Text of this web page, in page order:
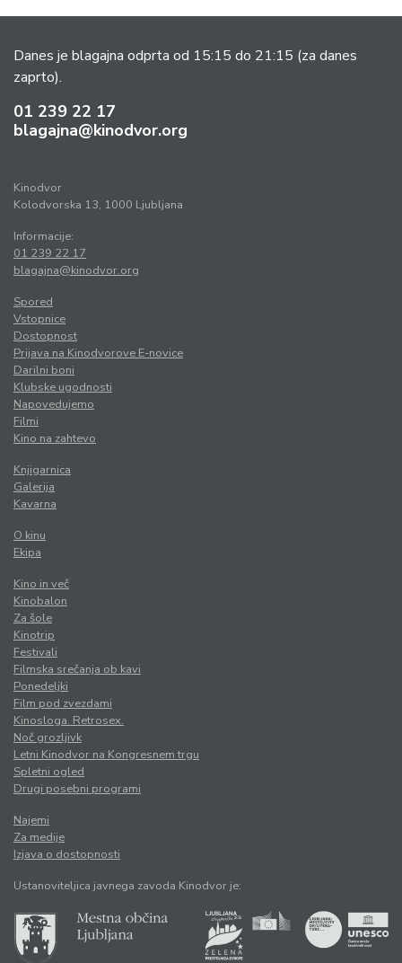
Danes je blagajna odprta od 15:15 do 21:15 (za danes
zaprto).
01 239 22 17
blagajna@kinodvor.org
Kinodvor
Kolodvorska 13, 1000 Ljubljana
Informacije:
01 239 22 17
blagajna@kinodvor.org
Spored
Vstopnice
Dostopnost
Prijava na Kinodvorove E-novice
Darilni boni
Klubske ugodnosti
Napovedujemo
Filmi
Kino na zahtevo
Knjigarnica
Galerija
Kavarna
O kinu
Ekipa
Kino in več
Kinobalon
Za šole
Kinotrip
Festivali
Filmska srečanja ob kavi
Ponedeljki
Film pod zvezdami
Kinosloga. Retrosex.
Noč grozljivk
Letni Kinodvor na Kongresnem trgu
Spletni ogled
Drugi posebni programi
Najemi
Za medije
Izjava o dostopnosti
Ustanoviteljica javnega zavoda Kinodvor je: